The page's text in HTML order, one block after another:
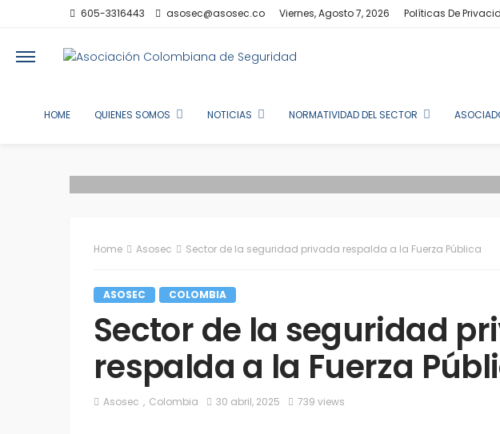
605-3316443 asosec@asosec.co Viernes, Agosto 7, 2026 Políticas De
HOME QUIENES SOMOS NOTICIAS NORMATIVIDAD DEL SECTOR
Home Asosec Sector de la seguridad privada respalda a la Fuerza Pública
ASOSEC COLOMBIA
Sector de la seguridad
respalda a la Fuerza
Asosec Colombia 30 abril, 2025 739 views